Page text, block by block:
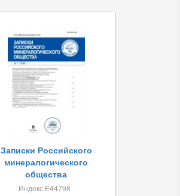
Записки Российского
минералогического
общества
Индекс Е44798